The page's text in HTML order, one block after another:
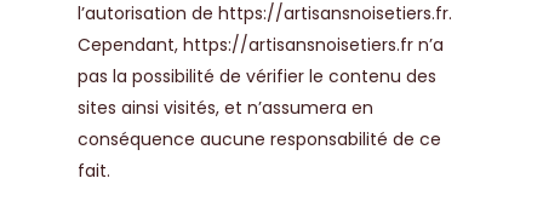
l’autorisation de https://artisansnoisetiers.fr.
Cependant, https://artisansnoisetiers.fr n’a
pas la possibilité de vérifier le contenu des
sites ainsi visités, et n’assumera en
conséquence aucune responsabilité de ce
fait.